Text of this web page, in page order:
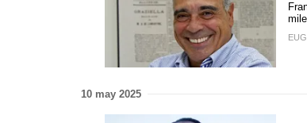
10 may 2025